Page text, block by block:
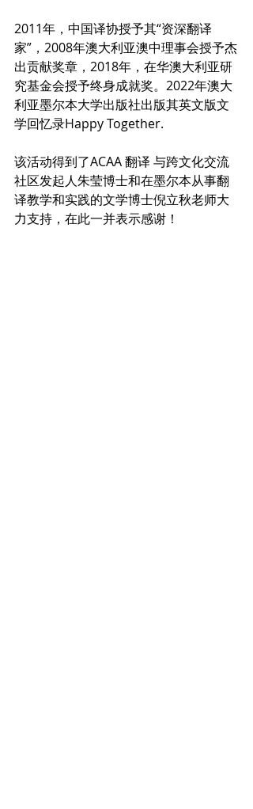
2011年，中国译协授予其“资深翻译
家”，2008年澳大利亚澳中理事会授予杰
出贡献奖章，2018年，在华澳大利亚研
究基金会授予终身成就奖。2022年澳大
利亚墨尔本大学出版社出版其英文版文
学回忆录Happy Together.
该活动得到了ACAA 翻译 与跨文化交流
社区发起人朱莹博士和在墨尔本从事翻
译教学和实践的文学博士倪立秋老师大
力支持，在此一并表示感谢！